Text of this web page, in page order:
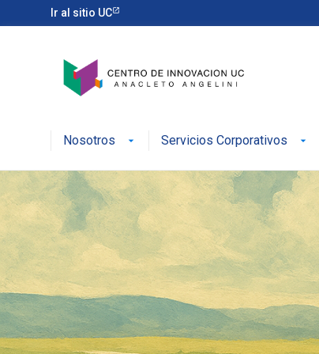
Ir al sitio UC
Nosotros Servicios Corporativos